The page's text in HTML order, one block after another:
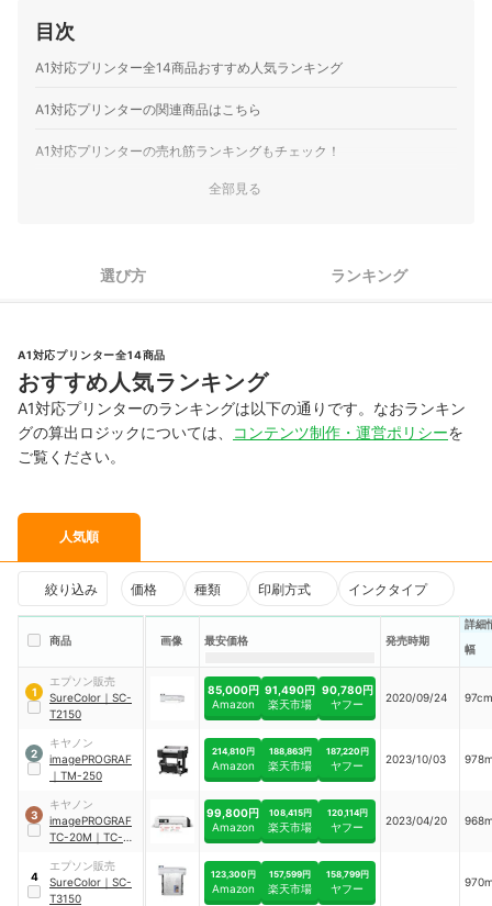
目次
A1対応プリンター全14商品おすすめ人気ランキング
A1対応プリンターの関連商品はこちら
A1対応プリンターの売れ筋ランキングもチェック！
全部見る
選び方 ランキング
A1対応プリンター全14商品
おすすめ人気ランキング
A1対応プリンターのランキングは以下の通りです。なおランキン
グの算出ロジックについては、
コンテンツ制作・運営ポリシーを
ご覧ください。
人気順
絞り込み 価格 種類 印刷方式 インクタイプ
商品 画像 最安価格 発売時期
詳細
幅
1
エプソン販売
SureColor ｜ SC-
T2150
85,000円
Amazon
91,490円
楽天市場
90,780円
ヤフー
2020/09/24 97cm
2
キヤノン
imagePROGRAF
｜ TM-250
214,810円
Amazon
188,863円
楽天市場
187,220円
ヤフー 2023/10/03
3
キヤノン
imagePROGRAF
TC-20M ｜ TC-
99,800円
Amazon
108,415円
楽天市場
120,114円
ヤフー 2023/04/20
4
エプソン販売
SureColor ｜ SC-
T3150
123,300円
Amazon
157,599円
楽天市場
158,799円
ヤフー